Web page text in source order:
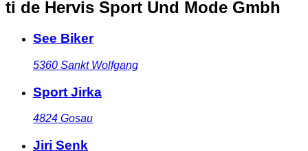
ti de Hervis Sport Und Mode Gmbh
See Biker
5360 Sankt Wolfgang
Sport Jirka
4824 Gosau
Jiri Senk